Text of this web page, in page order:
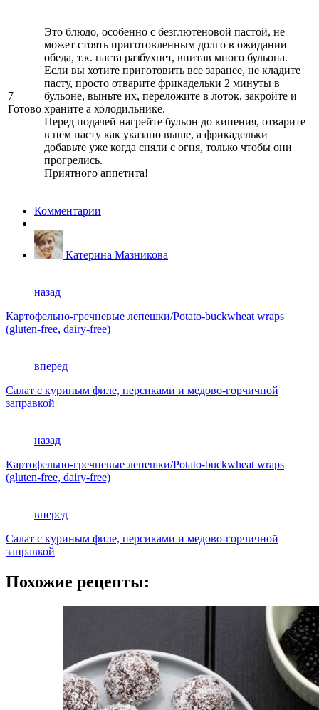
7
Готово
Это блюдо, особенно с безглютеновой пастой, не
может стоять приготовленным долго в ожидании
обеда, т.к. паста разбухнет, впитав много бульона.
Если вы хотите приготовить все заранее, не кладите
пасту, просто отварите фрикадельки 2 минуты в
бульоне, выньте их, переложите в лоток, закройте и
храните a холодильнике.
Перед подачей нагрейте бульон до кипения, отварите
в нем пасту как указано выше, а фрикадельки
добавьте уже когда сняли с огня, только чтобы они
прогрелись.
Приятного аппетита!
Комментарии
Катерина Мазникова
назад
Картофельно-гречневые лепешки/Potato-buckwheat wraps
(gluten-free, dairy-free)
вперед
Салат с куриным филе, персиками и медово-горчичной
заправкой
назад
Картофельно-гречневые лепешки/Potato-buckwheat wraps
(gluten-free, dairy-free)
вперед
Салат с куриным филе, персиками и медово-горчичной
заправкой
Похожие рецепты: